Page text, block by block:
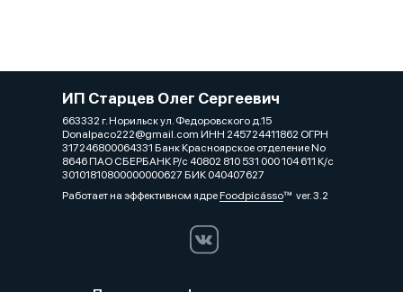
ИП Старцев Олег Сергеевич
663332 г. Норильск ул. Федоровского д.15
Donalpaco222@gmail.com ИНН 245724411862 ОГРН
317246800064331 Банк Красноярское отделение No
8646 ПАО СБЕРБАНК Р/с 40802 810 531 000 104 611 К/с
30101810800000000627 БИК 040407627
Работает на эффективном ядреFoodpicássover. 3.2